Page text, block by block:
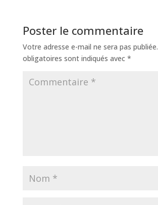
Poster le commentaire
Votre adresse e-mail ne sera pas publiée.
obligatoires sont indiqués avec *